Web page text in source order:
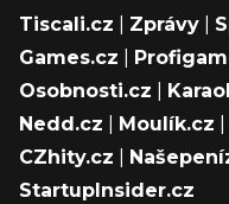
Tiscali.cz Zprávy
Games.cz
Osobnosti.cz
Nedd.cz
Moulík.cz
CZhity.cz
StartupInsider.cz